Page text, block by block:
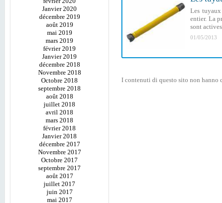
Janvier 2020
décembre 2019
août 2019
mai 2019
mars 2019
février 2019
Janvier 2019
décembre 2018
Novembre 2018
Octobre 2018
septembre 2018
août 2018
juillet 2018
avril 2018
mars 2018
février 2018
Janvier 2018
décembre 2017
Novembre 2017
Octobre 2017
septembre 2017
août 2017
juillet 2017
juin 2017
mai 2017
Les
entier. La
sont
01/05/2013
I contenuti di questo sito non hanno